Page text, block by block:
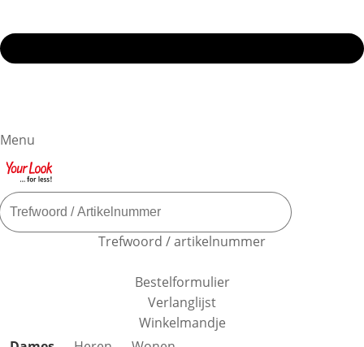
Menu
Trefwoord / artikelnummer
Bestelformulier
Verlanglijst
Winkelmandje
Productcategorieën overslaan